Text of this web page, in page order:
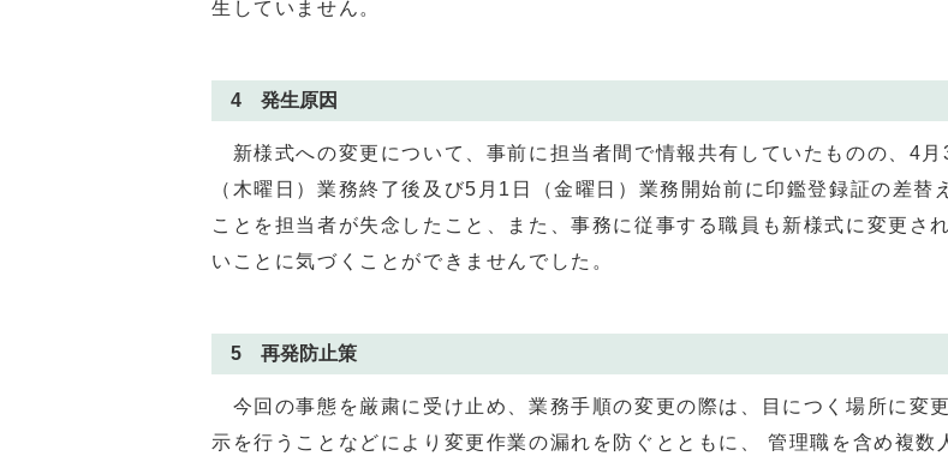
生していません。
4 発生原因
新様式への変更について、事前に担当者間で情報共有していたものの、4月
（木曜日）業務終了後及び5月1日（金曜日）業務開始前に印鑑登録証の差替
ことを担当者が失念したこと、また、事務に従事する職員も新様式に変更さ
いことに気づくことができませんでした。
5 再発防止策
今回の事態を厳粛に受け⽌め、業務⼿順の変更の際は、⽬につく場所に変
⽰を⾏うことなどにより変更作業の漏れを防ぐとともに、 管理職を含め複数